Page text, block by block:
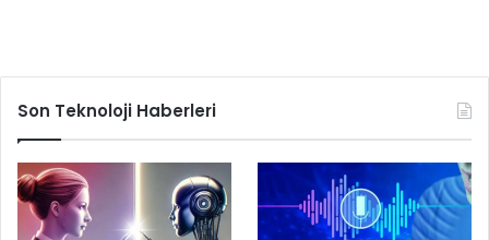
Son Teknoloji Haberleri